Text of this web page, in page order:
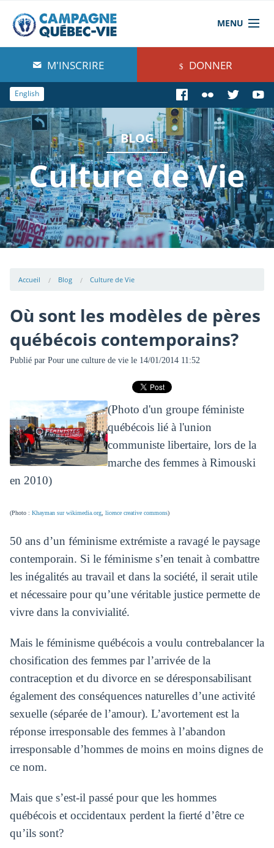
MENU
À propos de nous
Blog
Comprendre
Agir
Boutique
M'INSCRIRE DONNER
English
BLOG
Culture de Vie
Accueil Blog Culture de Vie
Où sont les modèles de pères
québécois contemporains?
Publié par Pour une culture de viele 14/01/2014 11:52
(Photo d'un groupe féministe
québécois lié à l'union
communiste libertaire, lors de la
marche des femmes à Rimouski
en 2010)
(Photo : Khayman sur wikimedia.org, licence creative commons)
50 ans d’un féminisme extrémiste a ravagé le paysage
contemporain. Si le féminisme s’en tenait à combattre
les inégalités au travail et dans la société, il serait utile
et nécessaire pour qu’une véritable justice permette de
vivre dans la convivialité.
Mais le féminisme québécois a voulu contrebalancer la
chosification des femmes par l’arrivée de la
contraception et du divorce en se déresponsabilisant
également des conséquences naturelles d’une activité
sexuelle (séparée de l’amour). L’avortement est la
réponse irresponsable des femmes à l’abandon
irresponsable d’hommes de moins en moins dignes de
ce nom.
Mais que s’est-il passé pour que les hommes
québécois et occidentaux perdent la fierté d’être ce
qu’ils sont?